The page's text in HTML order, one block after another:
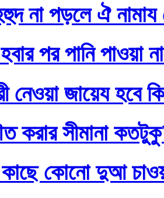
না পড়লে ঐ
পর পানি পাওয়া
নেওয়া জায়েয হবে
করার সীমানা
কোনো দুআ